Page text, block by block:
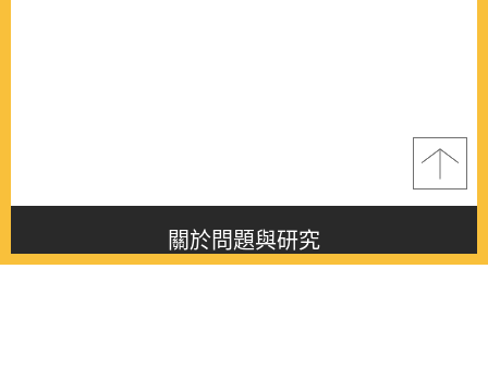
關於問題與研究
About this journal